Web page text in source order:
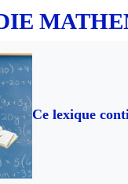
Ce lexique